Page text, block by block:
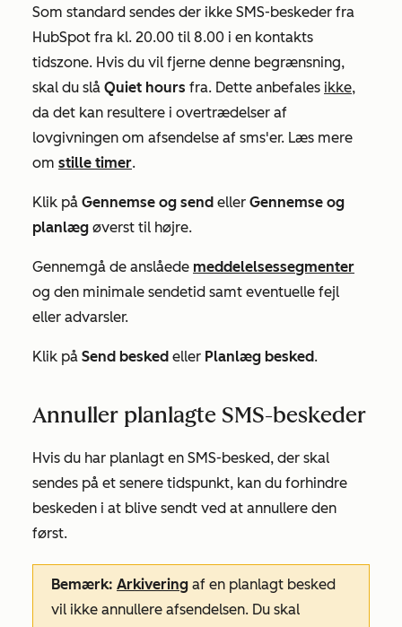
Som standard sendes der ikke SMS-beskeder fra
HubSpot fra kl. 20.00 til 8.00 i en kontakts
tidszone. Hvis du vil fjerne denne begrænsning,
skal du slå Quiet hours fra. Dette anbefales ikke,
da det kan resultere i overtrædelser af
lovgivningen om afsendelse af sms'er. Læs mere
om stille timer.
Klik på Gennemse og send eller Gennemse og
planlæg øverst til højre.
Gennemgå de anslåede meddelelsessegmenter
og den minimale sendetid samt eventuelle fejl
eller advarsler.
Klik på Send besked eller Planlæg besked.
Annuller planlagte SMS-beskeder
Hvis du har planlagt en SMS-besked, der skal
sendes på et senere tidspunkt, kan du forhindre
beskeden i at blive sendt ved at annullere den
først.
Bemærk: Arkivering af en planlagt besked
vil ikke annullere afsendelsen. Du skal